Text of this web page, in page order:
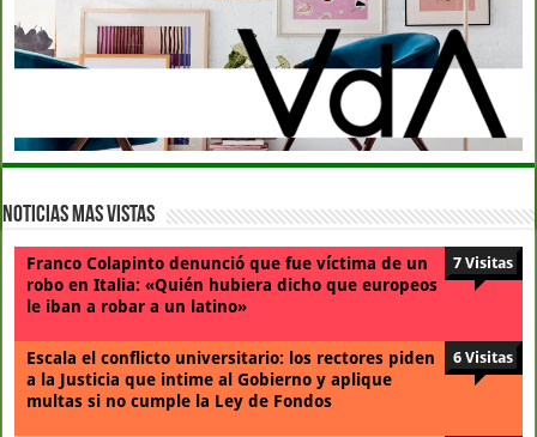
Noticias Mas Vistas
Franco Colapinto denunció que fue víctima de un
robo en Italia: «Quién hubiera dicho que europeos
le iban a robar a un latino»
7 Visitas
Escala el conflicto universitario: los rectores piden
a la Justicia que intime al Gobierno y aplique
multas si no cumple la Ley de Fondos
6 Visitas